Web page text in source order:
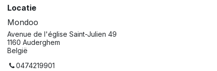
Locatie
Mondoo
Avenue de l'église Saint-Julien 49
1160 Auderghem
België
0474219901